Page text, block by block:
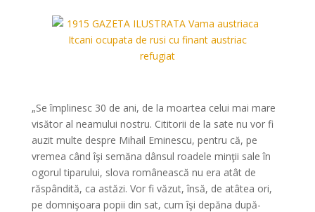
„Se împlinesc 30 de ani, de la moartea celui mai mare
visător al neamului nostru. Cititorii de la sate nu vor fi
auzit multe despre Mihail Eminescu, pentru că, pe
vremea când îşi semăna dânsul roadele minţii sale în
ogorul tiparului, slova românească nu era atât de
răspândită, ca astăzi. Vor fi văzut, însă, de atâtea ori,
pe domnişoara popii din sat, cum îşi depăna după-